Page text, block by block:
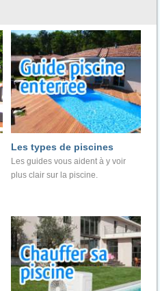
Les types de piscines
Les guides vous aident à y voir
plus clair sur la piscine.